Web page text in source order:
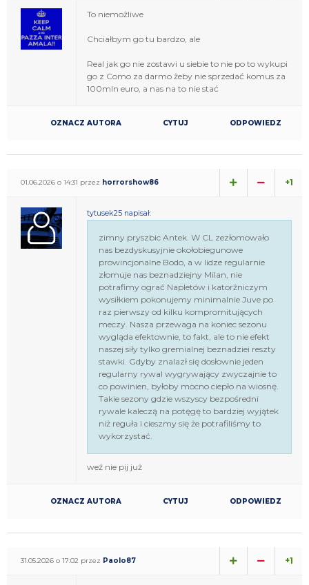
To niemożliwe
Chciałbym go tu bardzo, ale
Real jak go nie zostawi u siebie to nie po to wykupi
go z Como za darmo żeby nie sprzedać komus za
100mln euro, a nas na to nie stać
OZNACZ AUTORA CYTUJ ODPOWIEDZ
01.06.2026 o 14:31 przez horrorshow86 +1
tytusek25 napisał:
zimny pryszbic Antek. W CL zezłomowało
nas bezdyskusyjnie okołobiegunowe
prowincjonalne Bodo, a w lidze regularnie
złomuje nas beznadziejny Milan, nie
potrafimy ograć Napletów i katorżniczym
wysiłkiem pokonujemy minimalnie Juve po
raz pierwszy od kilku kompromitujących
meczy. Nasza przewaga na koniec sezonu
wygląda efektownie, to fakt, ale to nie efekt
naszej siły tylko gremialnej beznadziei reszty
stawki. Gdyby znalazł się dosłownie jeden
regularny rywal wygrywający zwyczajnie to
co powinien, byłoby mocno ciepło na wiosnę.
Takie sezony gdzie wszyscy bezpośredni
rywale kaleczą na potęgę to bardziej wyjątek
niż reguła i cieszmy się że potrafiliśmy to
wykorzystać.
weź nie pij już
OZNACZ AUTORA CYTUJ ODPOWIEDZ
31.05.2026 o 17:02 przez Paolo87 +1